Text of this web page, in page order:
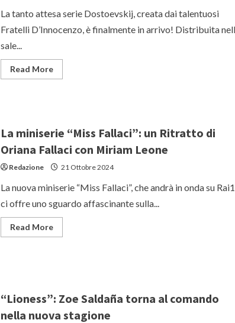
La tanto attesa serie Dostoevskij, creata dai talentuosi
Fratelli D’Innocenzo, è finalmente in arrivo! Distribuita
sale...
Read MoreRead
more
dei
D’Innocenzo
La miniserie “Miss Fallaci”: un Ritratto di
Oriana Fallaci con Miriam Leone
Redazione 21 Ottobre 2024
La nuova miniserie “Miss Fallaci”, che andrà in onda su Rai1,
ci offre uno sguardo affascinante sulla...
Read MoreRead
more
Ritratto
di
Fallaci
“Lioness”: Zoe Saldaña torna al comando
nella nuova stagione